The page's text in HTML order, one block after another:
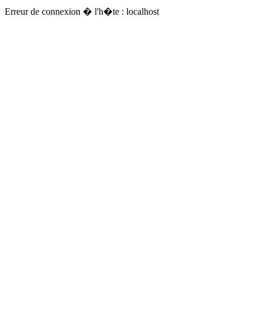
Erreur de connexion � l'h�te : localhost